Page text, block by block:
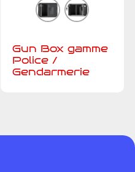
Gun Box gamme
Police /
Gendarmerie